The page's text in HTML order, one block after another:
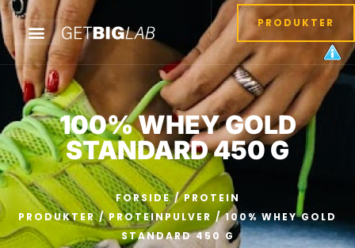
PRODUKTER
100% WHEY GOLD
STANDARD 450 G
FORSIDE/PROTEIN
PRODUKTER/PROTEINPULVER / 100% WHEY GOLD
STANDARD 450 G